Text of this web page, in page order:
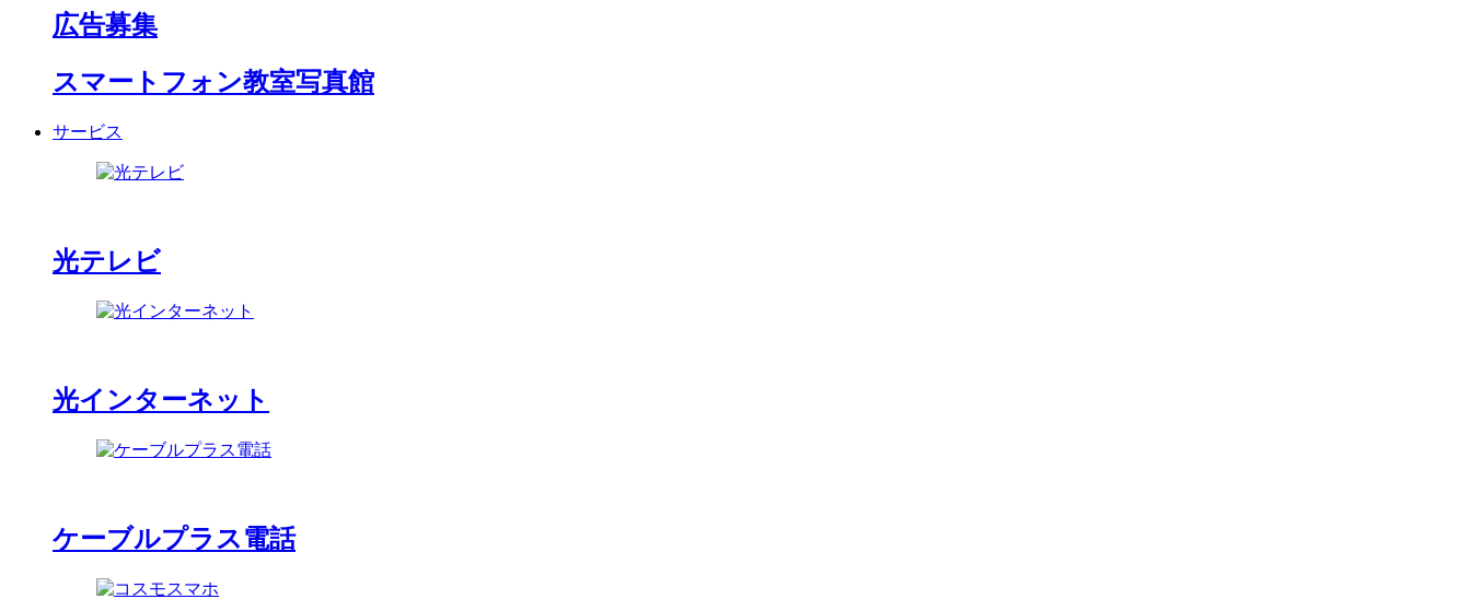
広告募集
スマートフォン教室写真館
サービス
光テレビ
光インターネット
ケーブルプラス電話